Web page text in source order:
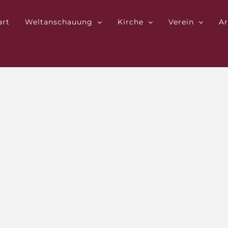
Weltanschauung Kirche Verein